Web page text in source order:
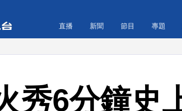
直播 新聞 節目 專題
今
秀6分鐘史